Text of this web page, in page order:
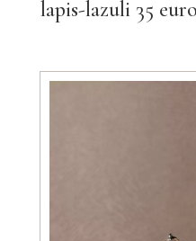
lapis-lazuli 35